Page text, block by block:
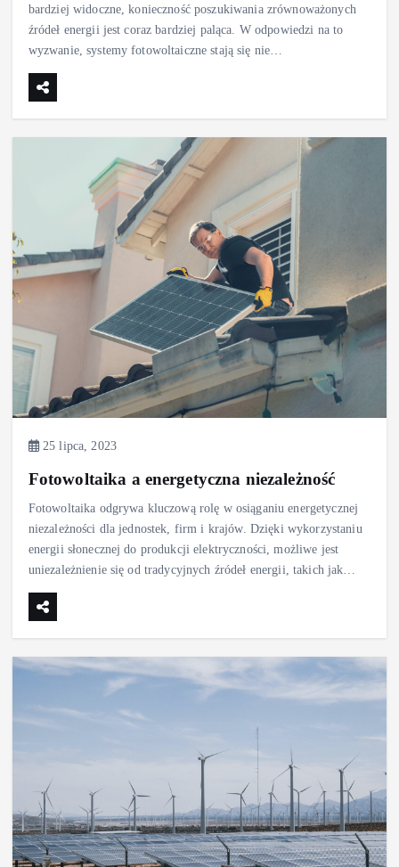
bardziej widoczne, konieczność poszukiwania zrównoważonych
źródeł energii jest coraz bardziej paląca. W odpowiedzi na to
wyzwanie, systemy fotowoltaiczne stają się nie…
25 lipca, 2023
Fotowoltaika a energetyczna niezależność
Fotowoltaika odgrywa kluczową rolę w osiąganiu energetycznej
niezależności dla jednostek, firm i krajów. Dzięki wykorzystaniu
energii słonecznej do produkcji elektryczności, możliwe jest
uniezależnienie się od tradycyjnych źródeł energii, takich jak…